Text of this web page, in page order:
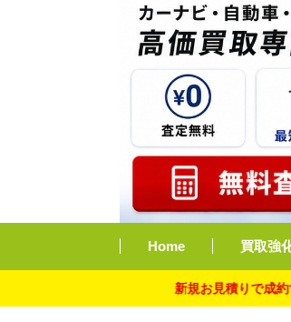
Home 買取強
新規お見積りで成約すると